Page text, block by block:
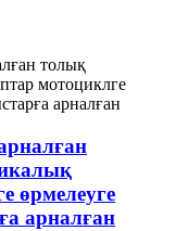
өрмелеуге
арналған